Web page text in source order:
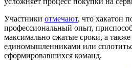
Участники отмечают, что хакатон
профессиональный опыт,
максимально сжатые сроки, а также
единомышленниками или
сформировавшихся команд.